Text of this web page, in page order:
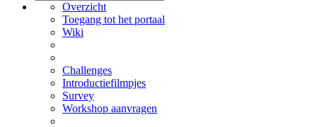
Overzicht
Toegang tot het portaal
Wiki
Challenges
Introductiefilmpjes
Survey
Workshop aanvragen